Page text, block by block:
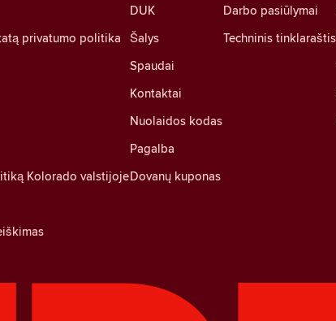
privatumo politika
Kolorado valstijoje
Darbo pasiūlymai
Techninis tinklaraštis
DUK
Šalys
Spaudai
Kontaktai
Nuolaidos kodas
Pagalba
Dovanų kuponas